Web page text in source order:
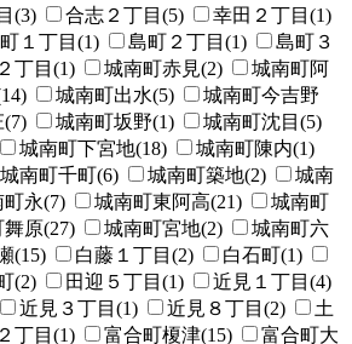
(3) 合志２丁目(5)
幸田２丁目(1)
１丁目(1) 島町２丁目(1)
島町３
丁目(1) 城南町赤見(2)
城南町阿
城南町出水(5)
城南町今吉野
城南町坂野(1)
城南町沈目(5)
城南町下宮地(18)
城南町陳内(1)
城南町千町(6) 城南町築地(2)
城南
町永(7) 城南町東阿高(21)
城南町
原(27) 城南町宮地(2)
城南町六
(15) 白藤１丁目(2)
白石町(1)
(2) 田迎５丁目(1)
近見１丁目(4)
近見３丁目(1) 近見８丁目(2)
土
丁目(1) 富合町榎津(15)
富合町大